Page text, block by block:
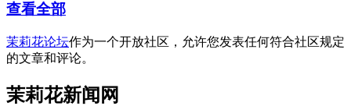
查看全部
茉莉花论坛作为一个开放社区，允许您发表任何符合社区规定
的文章和评论。
茉莉花新闻网